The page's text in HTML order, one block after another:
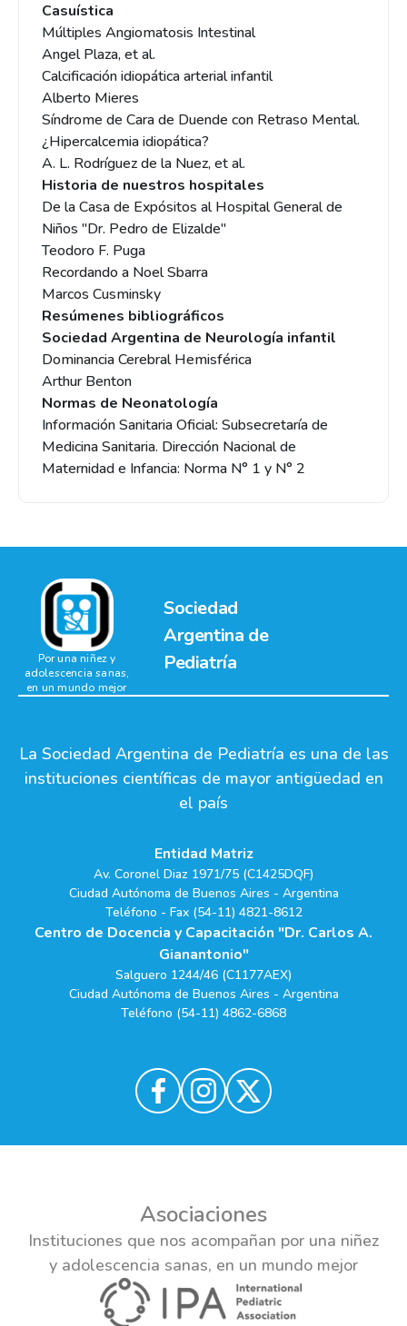
Casuística
Múltiples Angiomatosis Intestinal
Angel Plaza, et al.
Calcificación idiopática arterial infantil
Alberto Mieres
Síndrome de Cara de Duende con Retraso Mental.
¿Hipercalcemia idiopática?
A. L. Rodríguez de la Nuez, et al.
Historia de nuestros hospitales
De la Casa de Expósitos al Hospital General de
Niños "Dr. Pedro de Elizalde"
Teodoro F. Puga
Recordando a Noel Sbarra
Marcos Cusminsky
Resúmenes bibliográficos
Sociedad Argentina de Neurología infantil
Dominancia Cerebral Hemisférica
Arthur Benton
Normas de Neonatología
Información Sanitaria Oficial: Subsecretaría de
Medicina Sanitaria. Dirección Nacional de
Maternidad e Infancia: Norma N° 1 y N° 2
Sociedad
Argentina de
Pediatría
Por una niñez y
adolescencia sanas,
en un mundo mejor
La Sociedad Argentina de Pediatría es una de las
instituciones científicas de mayor antigüedad en
el país
Entidad Matriz
Av. Coronel Diaz 1971/75 (C1425DQF)
Ciudad Autónoma de Buenos Aires - Argentina
Teléfono - Fax (54-11) 4821-8612
Centro de Docencia y Capacitación "Dr. Carlos A.
Gianantonio"
Salguero 1244/46 (C1177AEX)
Ciudad Autónoma de Buenos Aires - Argentina
Teléfono (54-11) 4862-6868
Asociaciones
Instituciones que nos acompañan por una niñez
y adolescencia sanas, en un mundo mejor